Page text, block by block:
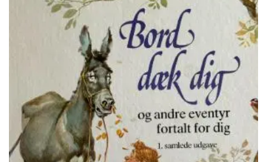
Tilføj
som
favorit